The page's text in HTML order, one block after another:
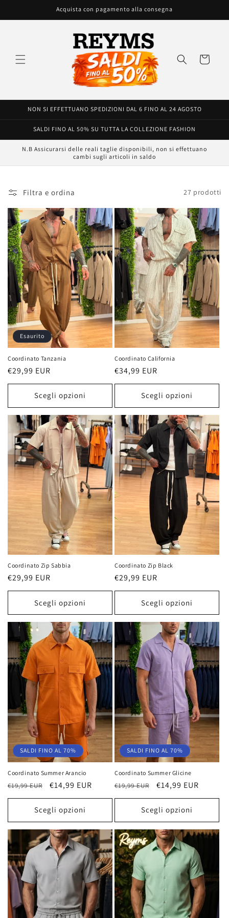
ai contenuti
Acquista con pagamento alla consegna
Carrello
NON SI EFFETTUANO SPEDIZIONI DAL 6 FINO AL 24 AGOSTO
SALDI FINO AL 50% SU TUTTA LA COLLEZIONE FASHION
N.B Assicurarsi delle reali taglie disponibili, non si effettuano
cambi sugli articoli in saldo
Filtra e ordina 27 prodotti
Esaurito
Coordinato Tanzania
Prezzo
di
€29,99 EUR
Scegli opzioni
Coordinato California
Prezzo
di
€34,99 EUR
Scegli opzioni
Coordinato Zip Sabbia
Prezzo
di
€29,99 EUR
Scegli opzioni
Coordinato Zip Black
Prezzo
di
€29,99 EUR
Scegli opzioni
SALDI FINO AL 70%
Coordinato Summer Arancio
Prezzo
di
€19,99 EUR
Prezzo
scontato
€14,99 EUR
Scegli opzioni
SALDI FINO AL 70%
Coordinato Summer Glicine
Prezzo
di
€19,99 EUR
Prezzo
scontato
€14,99 EUR
Scegli opzioni